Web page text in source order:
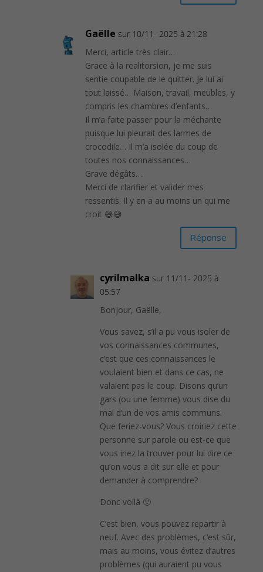
Gaëlle sur 10/11- 2025 à 21:28
Merci, article très clair…
Grace à la realitorsion, je me suis
sentie coupable de le quitter. Je lui ai
tout laissé… Maison, travail, meubles, y
compris les chambres d’enfants…
Il m’a faite passer pour la méchante
puisque lui pleurait des larmes de
crocodile… Il m’a isolée du coup de
toutes nos connaissances…
Grave dégâts….
Merci de clarifier et valider mes
ressentis. Il y en a au moins un qui me
croit 😅😅
Réponse
cyrilmalka sur 11/11- 2025 à
05:57
Bonjour, Gaëlle,
Vous savez, s’il a pu vous isoler de
vos connaissances communes,
c’est que ces connaissances le
voulaient bien et dans ce cas, ne
valaient pas le coup. Disons qu’un
gars (ou une femme) vous dise du
mal d’un de vos amis communs.
Que feriez-vous? Vous croiriez cette
personne sur parole ou est-ce que
vous iriez la trouver pour lui dire ce
qu’on vous a dit sur elle et pour
demander à comprendre?
Donc voilà 🙂
C’est bien, vous pouvez repartir à
neuf. Avec des problèmes, c’est sûr,
mais au moins, vous évitez d’autres
problèmes (qui auraient pu vous